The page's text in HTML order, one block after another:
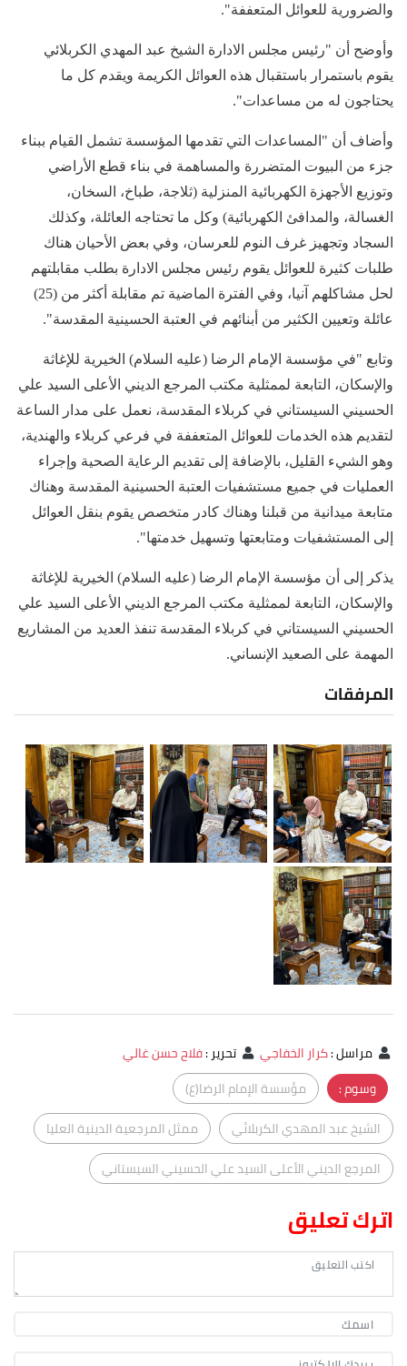
والضرورية للعوائل المتعففة".
وأوضح أن "رئيس مجلس الادارة الشيخ عبد المهدي الكربلائي
يقوم باستمرار باستقبال هذه العوائل الكريمة ويقدم كل ما
يحتاجون له من مساعدات".
وأضاف أن "المساعدات التي تقدمها المؤسسة تشمل القيام ببناء
جزء من البيوت المتضررة والمساهمة في بناء قطع الأراضي
وتوزيع الأجهزة الكهربائية المنزلية (ثلاجة، طباخ، السخان،
الغسالة، والمدافئ الكهربائية) وكل ما تحتاجه العائلة، وكذلك
السجاد وتجهيز غرف النوم للعرسان، وفي بعض الأحيان هناك
طلبات كثيرة للعوائل يقوم رئيس مجلس الادارة بطلب مقابلتهم
لحل مشاكلهم آنيا، وفي الفترة الماضية تم مقابلة أكثر من (25)
عائلة وتعيين الكثير من أبنائهم في العتبة الحسينية المقدسة".
وتابع "في مؤسسة الإمام الرضا (عليه السلام) الخيرية للإغاثة
والإسكان، التابعة لممثلية مكتب المرجع الديني الأعلى السيد علي
الحسيني السيستاني في كربلاء المقدسة، نعمل على مدار الساعة
لتقديم هذه الخدمات للعوائل المتعففة في فرعي كربلاء والهندية،
وهو الشيء القليل، بالإضافة إلى تقديم الرعاية الصحية وإجراء
العمليات في جميع مستشفيات العتبة الحسينية المقدسة وهناك
متابعة ميدانية من قبلنا وهناك كادر متخصص يقوم بنقل العوائل
إلى المستشفيات ومتابعتها وتسهيل خدمتها".
يذكر إلى أن مؤسسة الإمام الرضا (عليه السلام) الخيرية للإغاثة
والإسكان، التابعة لممثلية مكتب المرجع الديني الأعلى السيد علي
الحسيني السيستاني في كربلاء المقدسة تنفذ العديد من المشاريع
المهمة على الصعيد الإنساني.
المرفقات
مراسل:كرار الخفاجي تحرير:فلاح حسن غالي
وسوم :
مؤسسة الإمام الرضا(ع)
الشيخ عبد المهدي الكربلائي
ممثل المرجعية الدينية العليا
المرجع الديني الأعلى السيد علي الحسيني السيستاني
اترك تعليق